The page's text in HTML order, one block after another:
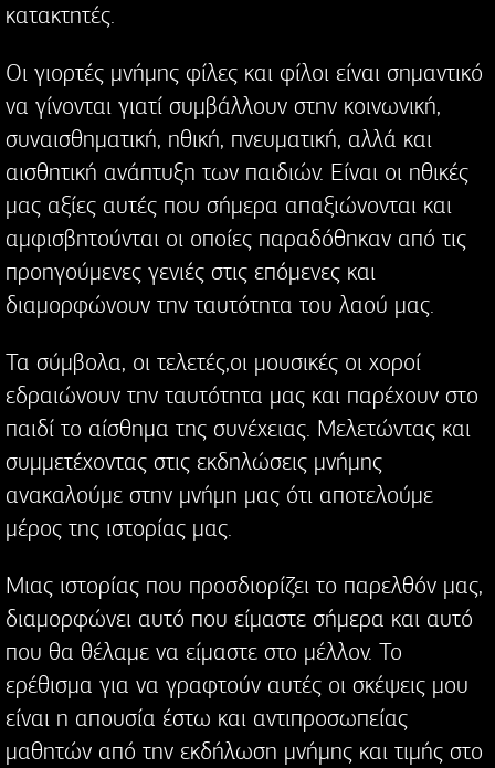
κατακτητές.
Οι γιορτές μνήμης φίλες και φίλοι είναι σημαντικό
να γίνονται γιατί συμβάλλουν στην κοινωνική,
συναισθηματική, ηθική, πνευματική, αλλά και
αισθητική ανάπτυξη των παιδιών. Είναι οι ηθικές
μας αξίες αυτές που σήμερα απαξιώνονται και
αμφισβητούνται οι οποίες παραδόθηκαν από τις
προηγούμενες γενιές στις επόμενες και
διαμορφώνουν την ταυτότητα του λαού μας.
Τα σύμβολα, οι τελετές,οι μουσικές οι χοροί
εδραιώνουν την ταυτότητα μας και παρέχουν στο
παιδί το αίσθημα της συνέχειας. Μελετώντας και
συμμετέχοντας στις εκδηλώσεις μνήμης
ανακαλούμε στην μνήμη μας ότι αποτελούμε
μέρος της ιστορίας μας.
Μιας ιστορίας που προσδιορίζει το παρελθόν μας,
διαμορφώνει αυτό που είμαστε σήμερα και αυτό
που θα θέλαμε να είμαστε στο μέλλον. Το
ερέθισμα για να γραφτούν αυτές οι σκέψεις μου
είναι η απουσία έστω και αντιπροσωπείας
μαθητών από την εκδήλωση μνήμης και τιμής στο